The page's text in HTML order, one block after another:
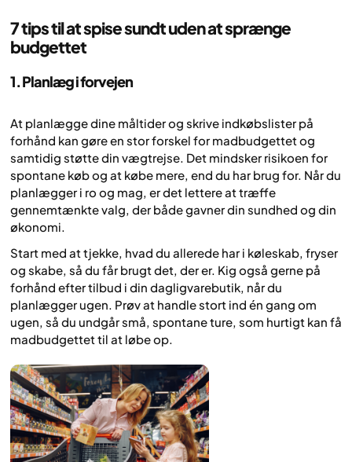
7 tips til at spise sundt uden at sprænge
budgettet
1. Planlæg i forvejen
At planlægge dine måltider og skrive indkøbslister på
forhånd kan gøre en stor forskel for madbudgettet og
samtidig støtte din vægtrejse. Det mindsker risikoen for
spontane køb og at købe mere, end du har brug for. Når du
planlægger i ro og mag, er det lettere at træffe
gennemtænkte valg, der både gavner din sundhed og din
økonomi.
Start med at tjekke, hvad du allerede har i køleskab, fryser
og skabe, så du får brugt det, der er. Kig også gerne på
forhånd efter tilbud i din dagligvarebutik, når du
planlægger ugen. Prøv at handle stort ind én gang om
ugen, så du undgår små, spontane ture, som hurtigt kan få
madbudgettet til at løbe op.